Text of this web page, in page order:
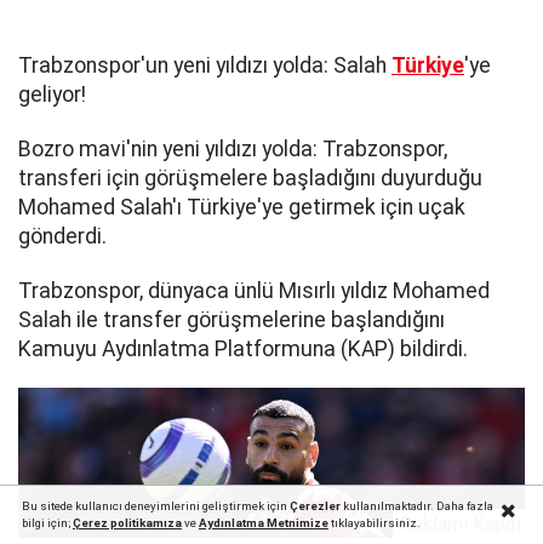
Trabzonspor'un yeni yıldızı yolda: Salah Türkiye'ye
geliyor!
Bozro mavi'nin yeni yıldızı yolda: Trabzonspor,
transferi için görüşmelere başladığını duyurduğu
Mohamed Salah'ı Türkiye'ye getirmek için uçak
gönderdi.
Trabzonspor, dünyaca ünlü Mısırlı yıldız Mohamed
Salah ile transfer görüşmelerine başlandığını
Kamuyu Aydınlatma Platformuna (KAP) bildirdi.
Bu sitede kullanıcı deneyimlerini geliştirmek için Çerezlerkullanılmaktadır. Daha fazla
bilgi için;Çerez politikamızaveAydınlatma Metnimizetıklayabilirsiniz.Reklamı Kapat